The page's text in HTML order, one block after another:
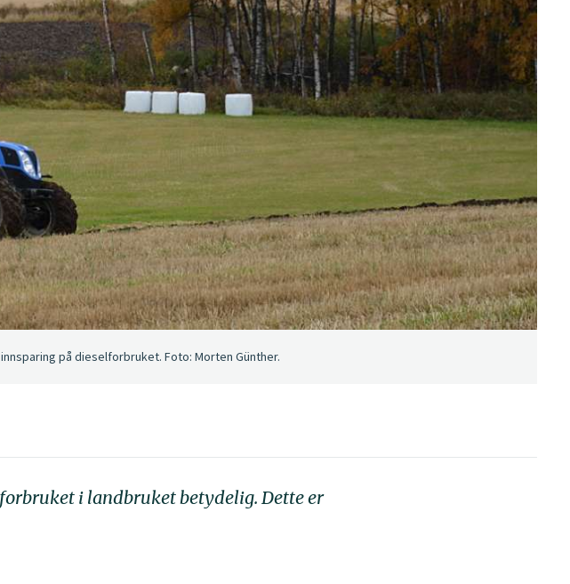
på dieselforbruket. Foto: Morten Günther.
i landbruket betydelig. Dette er